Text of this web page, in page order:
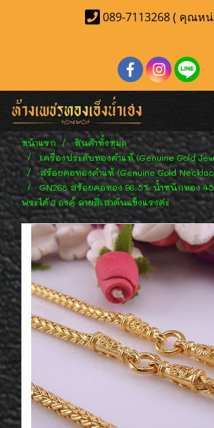
089-7113268 ( คุณห
หน้าแรก
สินค้าทั้งหมด
เครื่องประดับทองคำแท้ (Genuine Gold
สร้อยคอทองคำแท้ (Genuine Gold
GN268 สร้อยคอทอง 96.5% น้ำหนักทอง
พระได้ 3 องค์ ลายสี่เสาตันแข็งแรงค่ะ